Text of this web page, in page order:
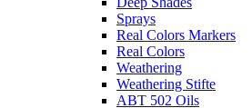
Sprays
Real Colors Markers
Real Colors
Weathering
Weathering Stifte
ABT 502 Oils